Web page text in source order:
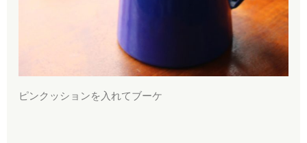
ピンクッションを入れてブーケ